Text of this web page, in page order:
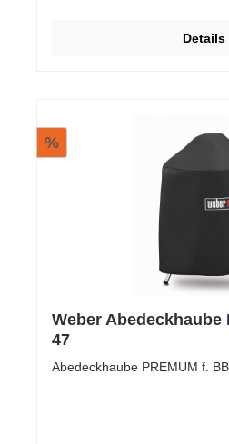
Details
%
Weber Abedeckhaube
47
Abedeckhaube PREMUM f.